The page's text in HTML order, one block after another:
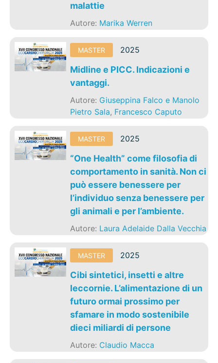
malattie
Autore: Marika Werren
MASTER 2025
Midline e PICC. Indicazioni e
vantaggi.
Autore: Giuseppina Falco e Manolo
Pietro Sala, Francesco Caputo
MASTER 2025
“One Health” come filosofia di
comportamento in sanità. Non ci
può essere benessere per
l’individuo senza benessere per
gli animali e per l’ambiente.
Autore: Laura Adelaide Dalla Vecchia
MASTER 2025
Cibi sintetici, insetti e altre
leccornie. L’alimentazione di un
futuro ormai prossimo per
sfamare in modo sostenibile
dieci miliardi di persone
Autore: Claudio Macca